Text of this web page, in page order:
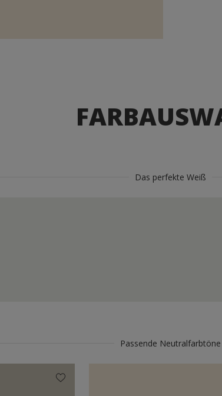
Das perfekte Weiß
Passende Neutralfarbtöne